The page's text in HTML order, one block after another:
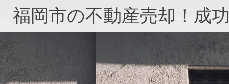
テ
ン
ツ
へ
福岡市の不動産売却！成